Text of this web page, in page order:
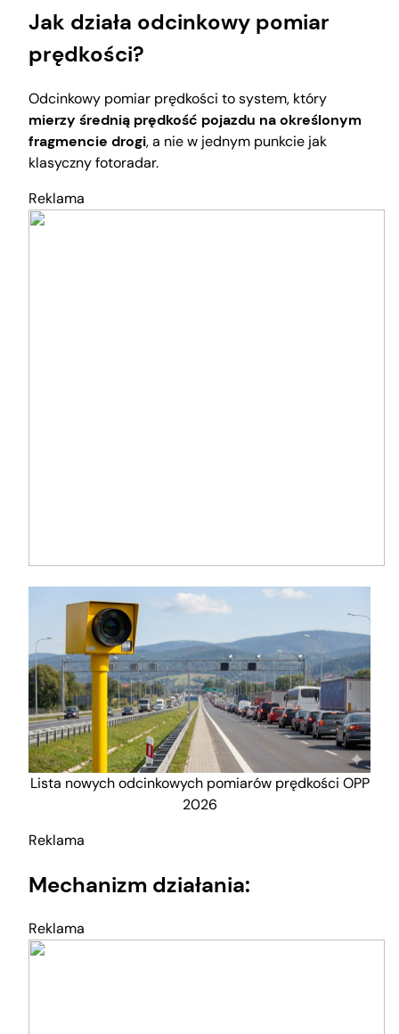
Jak działa odcinkowy pomiar
prędkości?
Odcinkowy pomiar prędkości to system, który
mierzy średnią prędkość pojazdu na określonym
fragmencie drogi, a nie w jednym punkcie jak
klasyczny fotoradar.
Reklama
Lista nowych odcinkowych pomiarów prędkości OPP
2026
Reklama
Mechanizm działania:
Reklama